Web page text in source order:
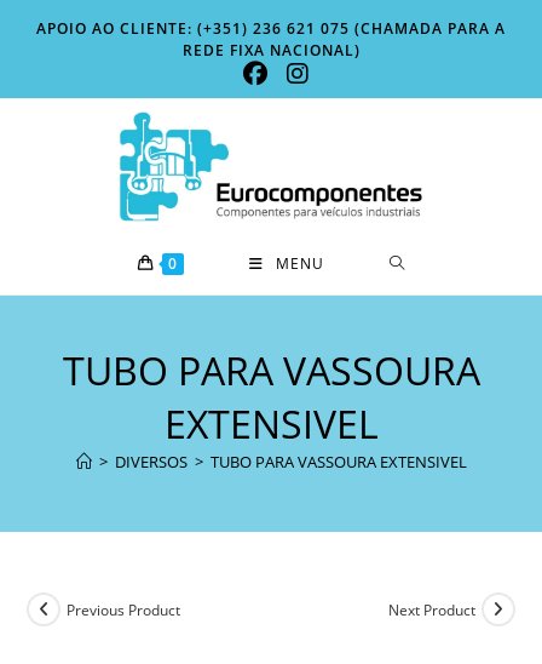
APOIO AO CLIENTE: (+351) 236 621 075 (CHAMADA PARA A
REDE FIXA NACIONAL)
0 MENU
TUBO PARA VASSOURA
EXTENSIVEL
> DIVERSOS > TUBO PARA VASSOURA EXTENSIVEL
Previous Product Next Product